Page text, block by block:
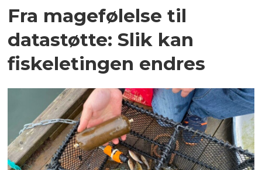
Fra magefølelse til
datastøtte: Slik kan
fiskeletingen endres